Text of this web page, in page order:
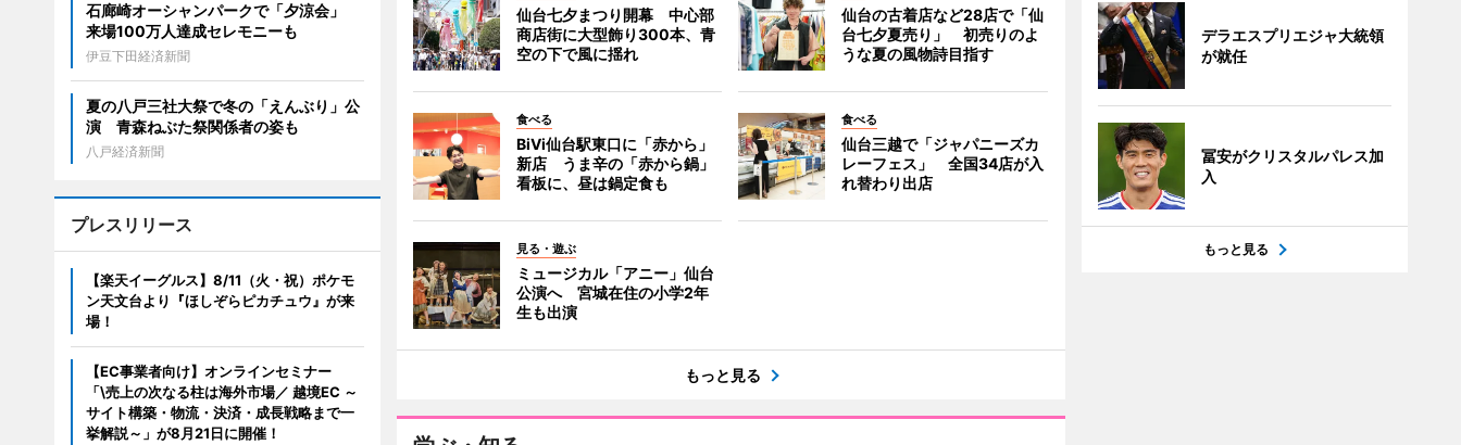
仙台七夕まつり開幕 中心部
商店街に大型飾り300本、青
空の下で風に揺れ
仙台の古着店など28店で「仙
台七夕夏売り」 初売りのよ
うな夏の風物詩目指す
食べる
BiVi仙台駅東口に「赤から」
新店 うま辛の「赤から鍋」
看板に、昼は鍋定食も
食べる
仙台三越で「ジャパニーズカ
レーフェス」 全国34店が入
れ替わり出店
見る・遊ぶ
ミュージカル「アニー」仙台
公演へ 宮城在住の小学2年
生も出演
もっと見る
石廊崎オーシャンパークで「夕涼会」
来場100万人達成セレモニーも
伊豆下田経済新聞
夏の八戸三社大祭で冬の「えんぶり」公
演 青森ねぶた祭関係者の姿も
八戸経済新聞
プレスリリース
【楽天イーグルス】8/11（火・祝）ポケモ
ン天文台より『ほしぞらピカチュウ』が来
場！
【EC事業者向け】オンラインセミナー
「\売上の次なる柱は海外市場／ 越境EC ～
サイト構築・物流・決済・成長戦略まで一
挙解説～」が8月21日に開催！
デラエスプリエジャ大統領
が就任
冨安がクリスタルパレス加
入
もっと見る